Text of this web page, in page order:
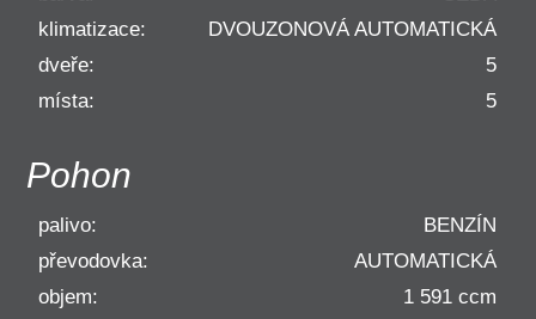
klimatizace:
DVOUZONOVÁ AUTOMATICKÁ
dveře:
5
místa:
5
Pohon
palivo:
BENZÍN
převodovka:
AUTOMATICKÁ
objem:
1 591 ccm